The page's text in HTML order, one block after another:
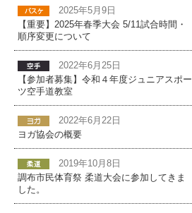
2025年5月9日
【重要】2025年春季大会 5/11試合時間・
順序変更について
2022年6月25日
【参加者募集】令和４年度ジュニアスポー
ツ空手道教室
2022年6月22日
ヨガ協会の概要
2019年10月8日
調布市民体育祭 柔道大会に参加してきま
した。